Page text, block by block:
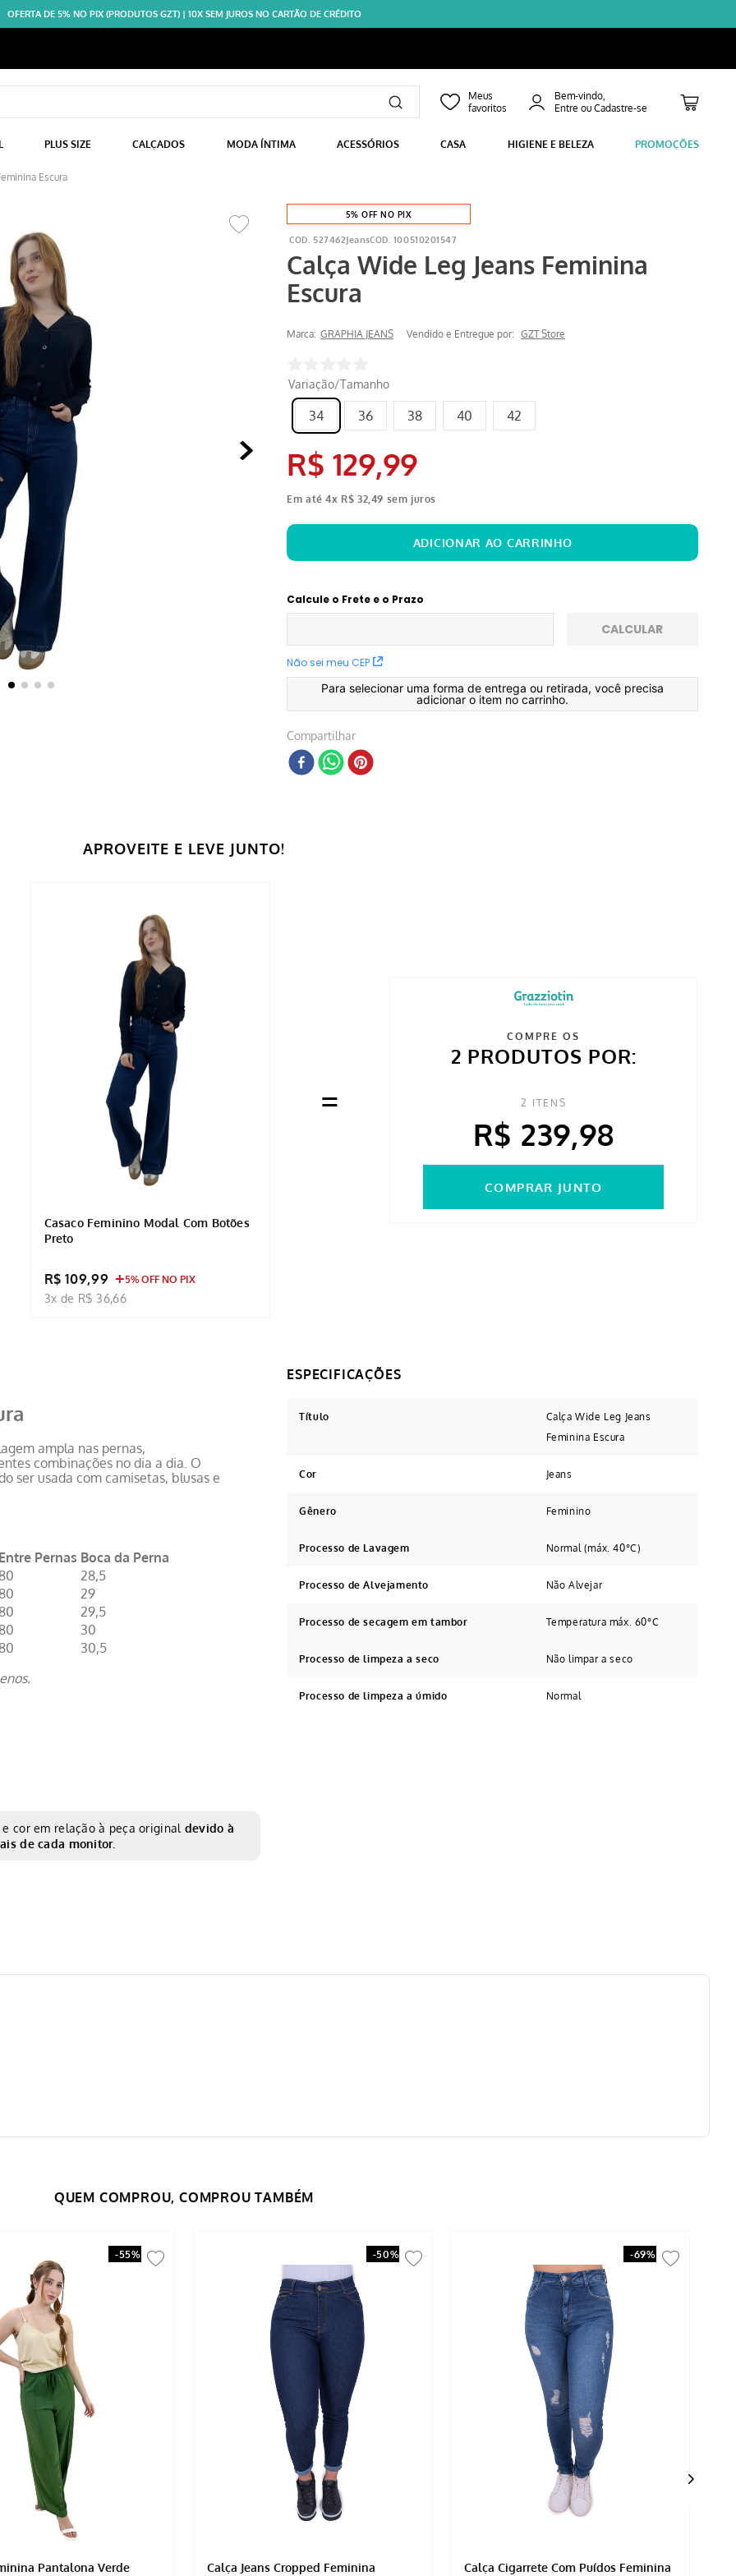
OFERTA DE 5% NO PIX (PRODUTOS GZT) | 10X SEM JUROS NO CARTÃO DE CRÉDITO
Bem-vindo,
PLUS SIZE CALÇADOS MODA ÍNTIMA ACESSÓRIOS CASA HIGIENE E BELEZA PROMOÇÕES
Escura
5% OFF NO PIX
527462Jeans 100510201547
Calça Wide Leg Jeans Feminina
Escura
Marca: GRAPHIA JEANS Vendido e Entregue por: GZT Store
Variação/Tamanho
34 36 38 40 42
R$ 129,99
Em até4x R$ 32,49 sem juros
Calcule o Frete e o Prazo
Não sei meu CEP
CALCULAR
Para selecionar uma forma de entrega ou retirada, você precisa
adicionar o item no carrinho.
Compartilhar
APROVEITE E LEVE JUNTO!
Casaco Feminino Modal Com Botões
Preto
R$ 109,99 5% OFF NO PIX
3x de R$ 36,66
=
COMPRE OS
2 PRODUTOS POR:
2 ITENS
R$ 239,98
COMPRAR JUNTO
ampla nas pernas,
combinações no dia a dia. O
ser usada com camisetas, blusas e
Pernas Boca da Perna
28,5
29
29,5
30
30,5
cor em relação à peça original devido à
de cada monitor.
Título
Calça Wide Leg Jeans
Feminina Escura
Cor Jeans
Gênero Feminino
Processo de Lavagem Normal (máx. 40°C)
Processo de Alvejamento Não Alvejar
Processo de secagem em tambor Temperatura máx. 60°C
Processo de limpeza a seco Não limpar a seco
Processo de limpeza a úmido Normal
-55%
Pantalona Verde
-50%
Calça Jeans Cropped Feminina
-69%
Calça Cigarrete Com Puídos Feminina